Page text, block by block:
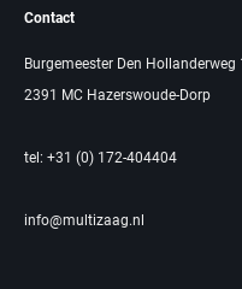
Contact
Burgemeester Den Hollanderweg
2391 MC Hazerswoude-Dorp
tel: +31 (0) 172-404404
info@multizaag.nl